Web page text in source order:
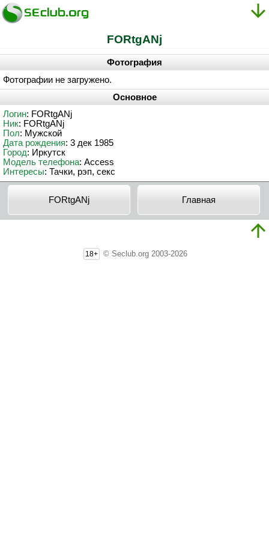
FORtgANj
Фотография
Фотографии не загружено.
Основное
Логин: FORtgANj
Ник: FORtgANj
Пол: Мужской
Дата рождения: 3 дек 1985
Город: Иркутск
Модель телефона: Access
Интересы: Тачки, рэп, секс
FORtgANj Главная
18+ © Seclub.org 2003-2026